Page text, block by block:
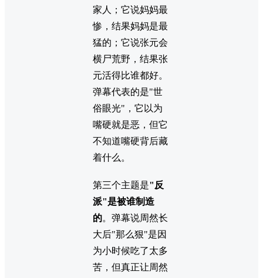
家人；它说妈妈最
惨，结果妈妈是最
猛的；它说张元会
横尸荒野，结果张
元活得比谁都好。
弹幕代表的是"世
俗眼光"，它以为
嘴硬就是恶，但它
不知道嘴硬背后藏
着什么。
第三个主题是"反
派"是被谁制造
的。弹幕说周然长
大后"那么狠"是因
为小时候吃了太多
苦，但真正让周然